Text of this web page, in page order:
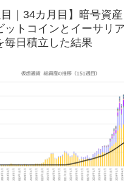
目｜34カ月目】暗号資
ットコインとイーサリ
毎日積立した結果